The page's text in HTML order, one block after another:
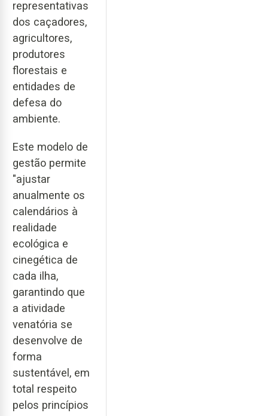
representativas
dos caçadores,
agricultores,
produtores
florestais e
entidades de
defesa do
ambiente.
Este modelo de
gestão permite
"ajustar
anualmente os
calendários à
realidade
ecológica e
cinegética de
cada ilha,
garantindo que
a atividade
venatória se
desenvolve de
forma
sustentável, em
total respeito
pelos princípios